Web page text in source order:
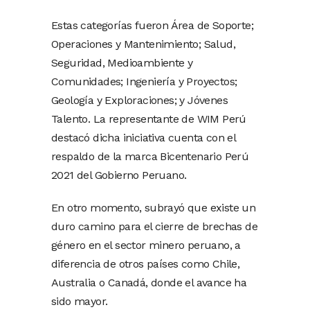
Estas categorías fueron Área de Soporte;
Operaciones y Mantenimiento; Salud,
Seguridad, Medioambiente y
Comunidades; Ingeniería y Proyectos;
Geología y Exploraciones; y Jóvenes
Talento. La representante de WIM Perú
destacó dicha iniciativa cuenta con el
respaldo de la marca Bicentenario Perú
2021 del Gobierno Peruano.
En otro momento, subrayó que existe un
duro camino para el cierre de brechas de
género en el sector minero peruano, a
diferencia de otros países como Chile,
Australia o Canadá, donde el avance ha
sido mayor.